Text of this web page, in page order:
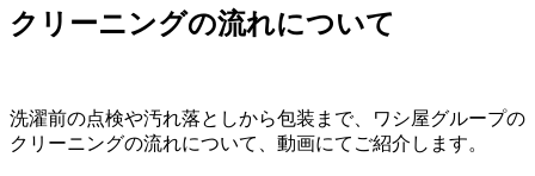
クリーニングの流れについて
洗濯前の点検や汚れ落としから包装まで、ワシ屋グループの
クリーニングの流れについて、動画にてご紹介します。